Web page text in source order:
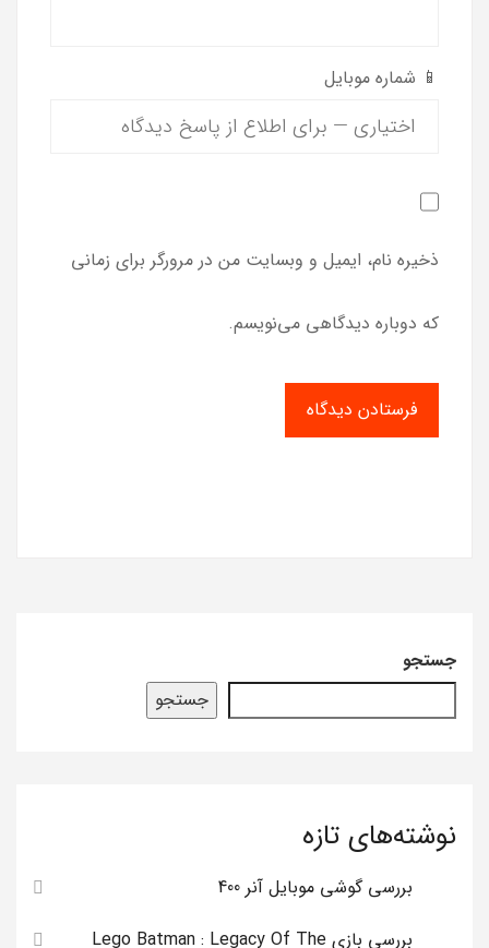
📱 شماره موبایل
ذخیره نام، ایمیل و وبسایت من در مرورگر برای زمانی
که دوباره دیدگاهی می‌نویسم.
جستجو
جستجو
نوشته‌های تازه
بررسی گوشی موبایل آنر 400
بررسی بازی Lego Batman : Legacy Of The